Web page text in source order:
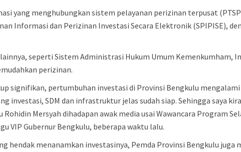
yang menghubungkan sistem pelayanan perizinan terpusat
Informasi dan Perizinan Investasi Secara Elektronik (SPIPISE),
seperti Sistem Administrasi Hukum Umum Kemenkumham,
perizinan.
signifikan, pertumbuhan investasi di Provinsi Bengkulu mengalami
investasi, SDM dan infrastruktur jelas sudah siap. Sehingga saya
Mersyah dihadapan awak media usai Wawancara Program
VIP Gubernur Bengkulu, beberapa waktu lalu.
hendak menanamkan investasinya, Pemda Provinsi Bengkulu juga